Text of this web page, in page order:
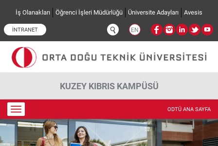
İş Olanakları Öğrenci İşleri Müdürlüğü Üniversite Adayları Avesis
İNTRANET EN
KUZEY KIBRIS KAMPÜSÜ
Toggle
navigation
ODTÜ ANA SAYFA